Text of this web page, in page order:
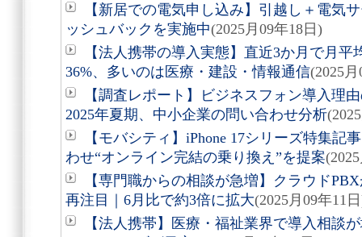
【新居での電気申し込み】引越し＋電気
ッシュバックを実施中(2025月09年18日)
【法人携帯の導入実態】直近3か月で月
36%、多いのは医療・建設・情報通信(2025
【調査レポート】ビジネスフォン導入理
2025年夏期、中小企業の問い合わせ分析
【モバシティ】iPhone 17シリーズ特集
わせ“オンライン完結の乗り換え”を提案
【専門職からの相談が急増】クラウド
再注目｜6月比で約3倍に拡大(2025月09年11
【法人携帯】医療・福祉業界で導入相談